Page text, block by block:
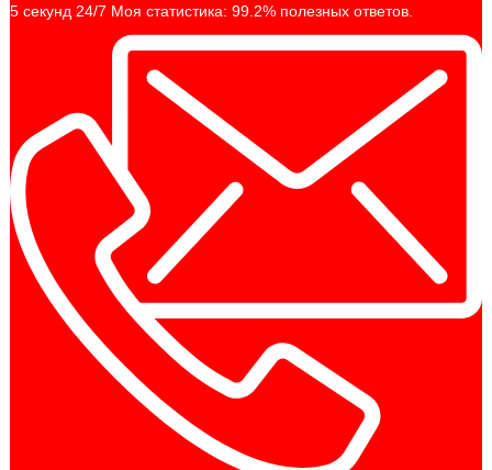
5 секунд 24/7 Моя статистика: 99.2% полезных ответов.